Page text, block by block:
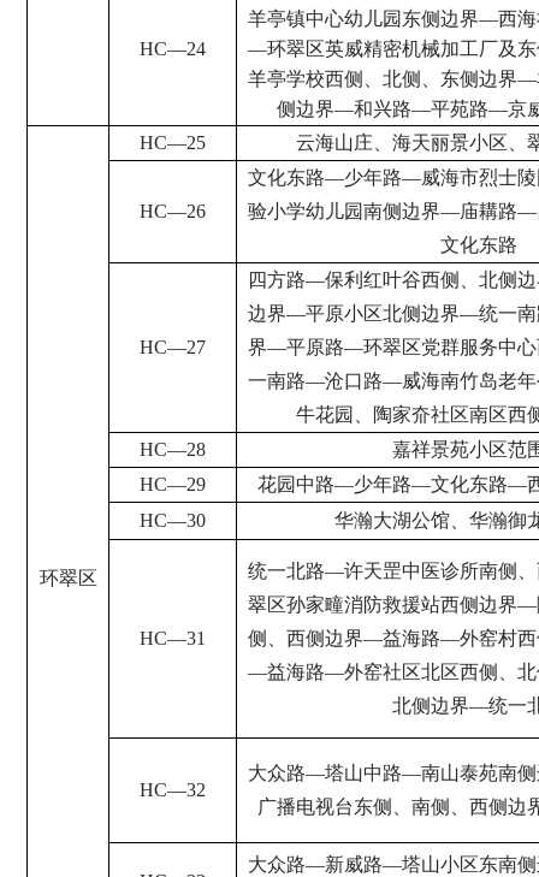
HC—24
羊亭镇中心幼儿园东侧边界—西
—环翠区英威精密机械加工厂及
羊亭学校西侧、北侧、东侧边界—
侧边界—和兴路—平苑路—京
环翠区
HC—25 云海山庄、海天丽景小区、
HC—26
文化东路—少年路—威海市烈士
验小学幼儿园南侧边界—庙耩路—
文化东路
HC—27
四方路—保利红叶谷西侧、北侧
边界—平原小区北侧边界—统一
界—平原路—环翠区党群服务中
一南路—沧口路—威海南竹岛老
牛花园、陶家夼社区南区西
HC—28
嘉祥景苑小区范
HC—29 花园中路—少年路—文化东路—
HC—30 华瀚大湖公馆、华瀚御
HC—31
统一北路—许天罡中医诊所南侧
翠区孙家疃消防救援站西侧边界—
侧、西侧边界—益海路—外窑村
—益海路—外窑社区北区西侧、
北侧边界—统一
HC—32
大众路—塔山中路—南山泰苑南
广播电视台东侧、南侧、西侧边
大众路—新威路—塔山小区东南